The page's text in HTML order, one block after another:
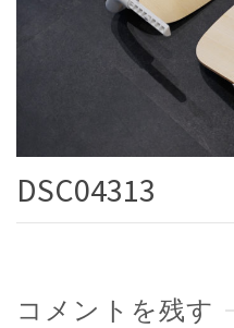
DSC04313
コメントを残す